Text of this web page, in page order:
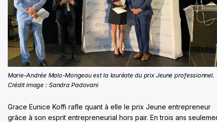
Marie-Andrée Malo-Mongeau est la lauréate du prix Jeune professionnel.
Crédit image : Sandra Padovani
Grace Eunice Koffi rafle quant à elle le prix Jeune entrepreneur
grâce à son esprit entrepreneurial hors pair. En trois ans